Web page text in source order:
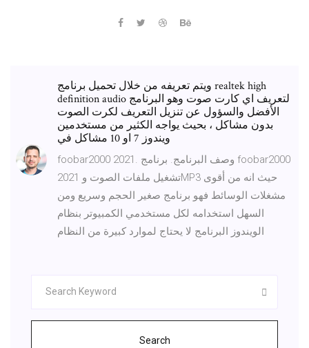
ويتم تعريفه من خلال تحميل برنامج realtek high
definition audio لتعريف اي كارت صوت وهو البرنامج
الأفضل والسؤول عن تنزيل التعريف لكرت الصوت
بدون مشاكل ، بحيث يواجه الكثير من مستخدمين
ويندوز 7 او 10 مشاكل في
foobar2000 2021. وصف البرنامج. برنامج foobar2000
2021 تشغيل ملفات الصوت وMP3 حيث انه من أقوى
مشغلات الوسائط فهو برنامج صغير الحجم وسريع ومن
السهل استخدامه لكل مستخدمي الكمبيوتر بنظام
الويندوز البرنامج لا يحتاج لموارد كبيرة من النظام
Search